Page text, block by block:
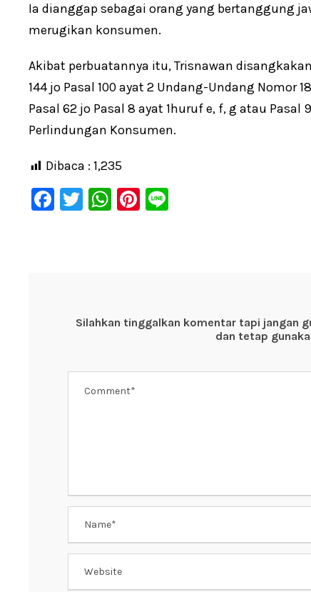
Ia dianggap sebagai orang yang bertanggung
merugikan konsumen.
Akibat perbuatannya itu, Trisnawan
144 jo Pasal 100 ayat 2 Undang-Undang Nomor
Pasal 62 jo Pasal 8 ayat 1huruf e, f, g atau Pasal
Perlindungan Konsumen.
Dibaca : 1,235
F
T
W Pi
Silahkan tinggalkan komentar tapi jangan
dan tetap